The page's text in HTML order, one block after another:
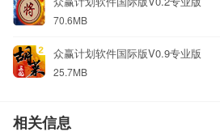
70.6MB
众赢计划软件国际版V0.9专业版
25.7MB
相关信息